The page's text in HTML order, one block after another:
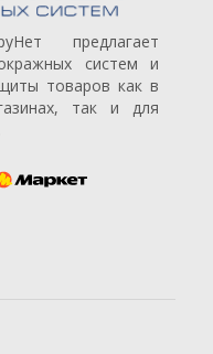
предлагает
систем и
товаров как в
так и для